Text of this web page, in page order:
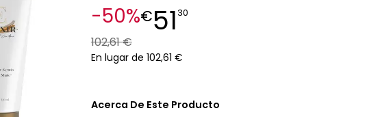
-50%€5130
102,61 €
En lugar de 102,61 €
Acerca De Este Producto